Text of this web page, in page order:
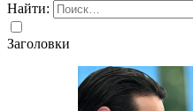
Найти:
Заголовки